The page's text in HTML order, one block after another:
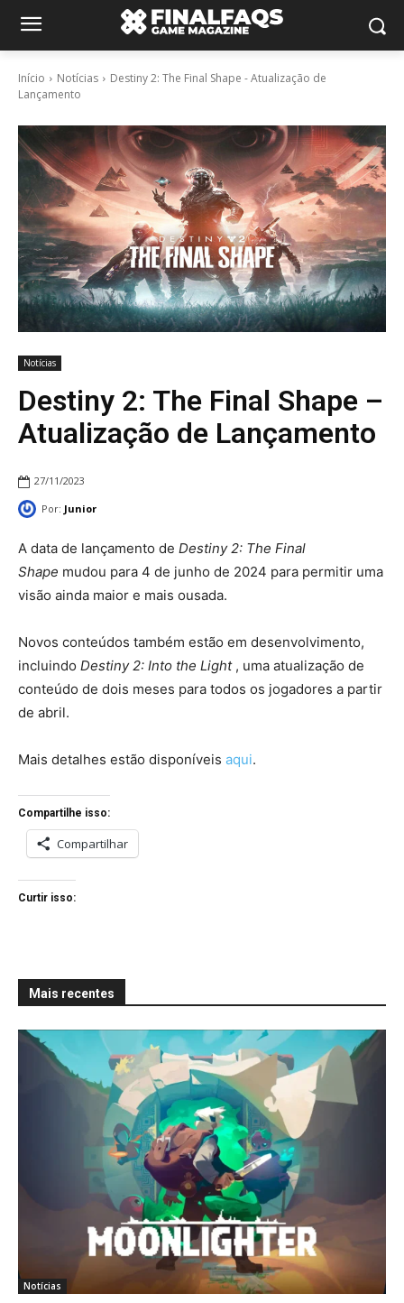
Início Notícias
Destiny 2: The Final Shape - Atualização de
Lançamento
Notícias
Destiny 2: The Final Shape –
Atualização de Lançamento
27/11/2023
Por: Junior
A data de lançamento de Destiny 2: The Final
Shape mudou para 4 de junho de 2024 para permitir uma
visão ainda maior e mais ousada.
Novos conteúdos também estão em desenvolvimento,
incluindo Destiny 2: Into the Light, uma atualização de
conteúdo de dois meses para todos os jogadores a partir
de abril.
Mais detalhes estão disponíveis aqui.
Compartilhe isso:
Compartilhar
Curtir isso:
Mais recentes
Notícias